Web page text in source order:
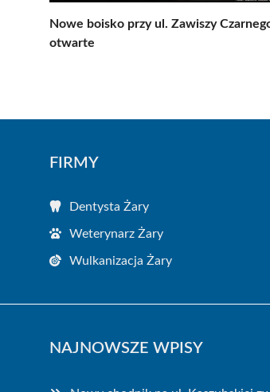
Nowe boisko przy ul. Zawiszy
otwarte
FIRMY
Dentysta Żary
Weterynarz Żary
Wulkanizacja Żary
NAJNOWSZE WPISY